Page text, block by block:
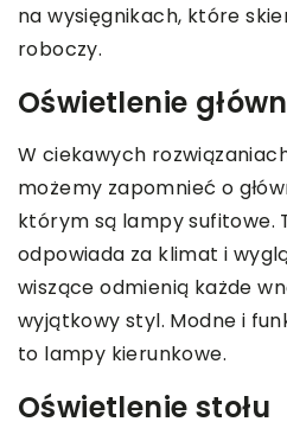
na wysięgnikach, które
roboczy.
Oświetlenie
W ciekawych
możemy zapomnieć o
którym są lampy sufitowe.
odpowiada za klimat i
wiszące odmienią każde
wyjątkowy styl. Modne i
to lampy kierunkowe.
Oświetlenie stołu